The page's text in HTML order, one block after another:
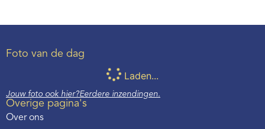
Foto van de dag
Laden...
Jouw foto ook hier?Eerdere inzendingen.
Overige pagina's
Over ons